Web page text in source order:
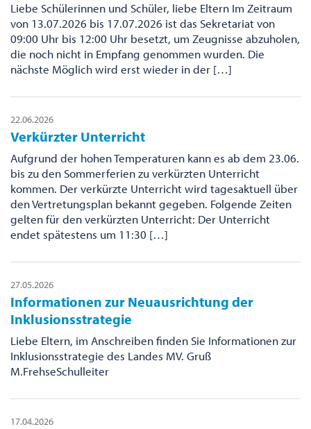
Liebe Schülerinnen und Schüler, liebe Eltern Im Zeitraum
von 13.07.2026 bis 17.07.2026 ist das Sekretariat von
09:00 Uhr bis 12:00 Uhr besetzt, um Zeugnisse abzuholen,
die noch nicht in Empfang genommen wurden. Die
nächste Möglich wird erst wieder in der […]
22.06.2026
Verkürzter Unterricht
Aufgrund der hohen Temperaturen kann es ab dem 23.06.
bis zu den Sommerferien zu verkürzten Unterricht
kommen. Der verkürzte Unterricht wird tagesaktuell über
den Vertretungsplan bekannt gegeben. Folgende Zeiten
gelten für den verkürzten Unterricht: Der Unterricht
endet spätestens um 11:30 […]
27.05.2026
Informationen zur Neuausrichtung der
Inklusionsstrategie
Liebe Eltern, im Anschreiben finden Sie Informationen zur
Inklusionsstrategie des Landes MV. Gruß
M.FrehseSchulleiter
17.04.2026